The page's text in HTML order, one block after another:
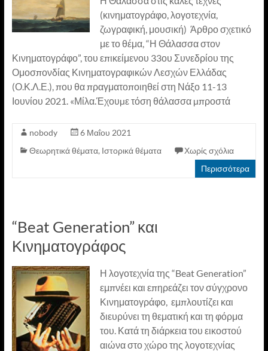
(κινηματογράφο, λογοτεχνία,
ζωγραφική, μουσική) Άρθρο σχετικό
με το θέμα, “Η Θάλασσα στον
Κινηματογράφο”, του επικείμενου 33ου Συνεδρίου της
Ομοσπονδίας Κινηματογραφικών Λεσχών Ελλάδας
(Ο.Κ.Λ.Ε.), που θα πραγματοποιηθεί στη Νάξο 11-13
Ιουνίου 2021. «Μίλα.Έχουµε τόση θάλασσα µπροστά
nobody
6 Μαΐου 2021
Θεωρητικά θέματα, Ιστορικά θέματα
Χωρίς σχόλια
Περισσότερα
“Beat Generation” και
Κινηματογράφος
Η λογοτεχνία της “Beat Generation”
εμπνέει και επηρεάζει τον σύγχρονο
Κινηματογράφο, εμπλουτίζει και
διευρύνει τη θεματική και τη φόρμα
του. Κατά τη διάρκεια του εικοστού
αιώνα στο χώρο της λογοτεχνίας